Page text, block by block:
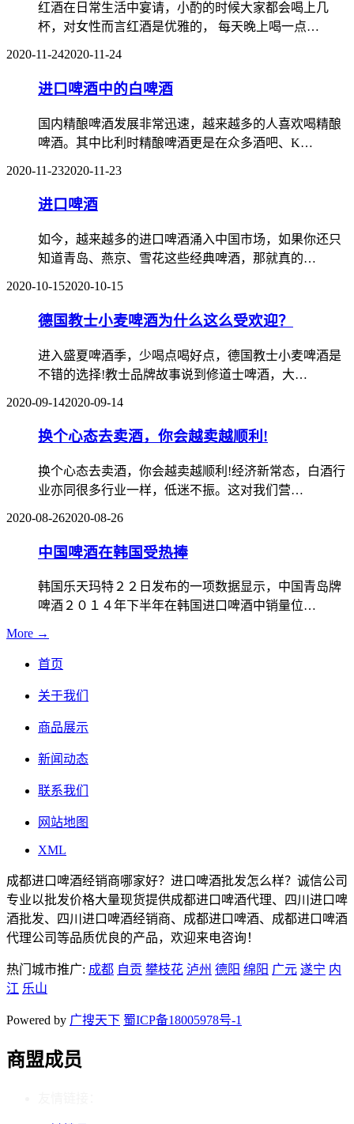
红酒在日常生活中宴请，小酌的时候大家都会喝上几
杯，对女性而言红酒是优雅的， 每天晚上喝一点…
2020-11-242020-11-24
进口啤酒中的白啤酒
国内精酿啤酒发展非常迅速，越来越多的人喜欢喝精酿
啤酒。其中比利时精酿啤酒更是在众多酒吧、K…
2020-11-232020-11-23
进口啤酒
如今，越来越多的进口啤酒涌入中国市场，如果你还只
知道青岛、燕京、雪花这些经典啤酒，那就真的…
2020-10-152020-10-15
德国教士小麦啤酒为什么这么受欢迎？
进入盛夏啤酒季，少喝点喝好点，德国教士小麦啤酒是
不错的选择!教士品牌故事说到修道士啤酒，大…
2020-09-142020-09-14
换个心态去卖酒，你会越卖越顺利!
换个心态去卖酒，你会越卖越顺利!经济新常态，白酒行
业亦同很多行业一样，低迷不振。这对我们营…
2020-08-262020-08-26
中国啤酒在韩国受热捧
韩国乐天玛特２２日发布的一项数据显示，中国青岛牌
啤酒２０１４年下半年在韩国进口啤酒中销量位…
More →
首页
关于我们
商品展示
新闻动态
联系我们
网站地图
XML
成都进口啤酒经销商哪家好？进口啤酒批发怎么样？诚信公司
专业以批发价格大量现货提供成都进口啤酒代理、四川进口啤
酒批发、四川进口啤酒经销商、成都进口啤酒、成都进口啤酒
代理公司等品质优良的产品，欢迎来电咨询！
热门城市推广: 成都 自贡 攀枝花 泸州 德阳 绵阳 广元 遂宁 内
江 乐山
Powered by 广搜天下 蜀ICP备18005978号-1
商盟成员